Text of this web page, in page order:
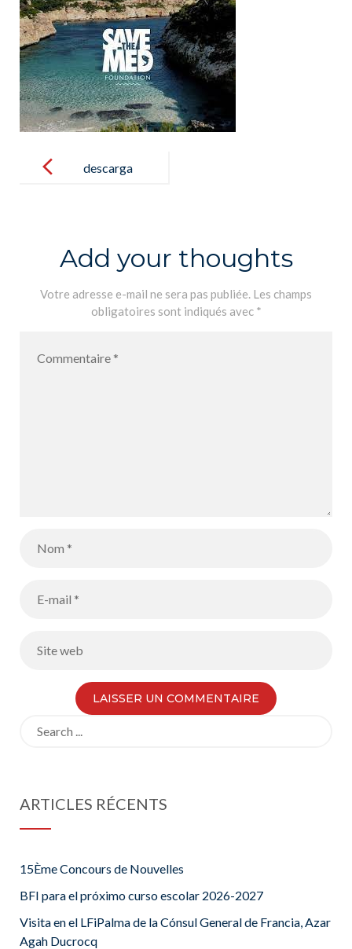
navigation
descarga
Add your thoughts
Votre adresse e-mail ne sera pas publiée. Les champs
obligatoires sont indiqués avec *
ARTICLES RÉCENTS
15Ème Concours de Nouvelles
BFI para el próximo curso escolar 2026-2027
Visita en el LFiPalma de la Cónsul General de Francia, Azar
Agah Ducrocq